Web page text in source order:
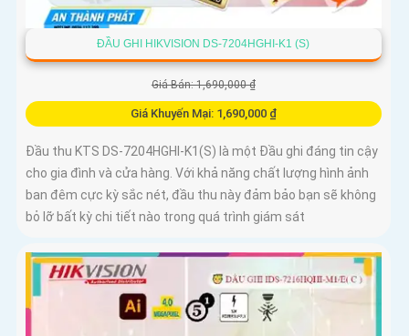
ĐẦU GHI HIKVISION DS-7204HGHI-K1 (S)
Giá Bán: 1,690,000 ₫
Giá Khuyến Mại: 1,690,000 ₫
Đầu thu KTS DS-7204HGHI-K1(S) là một Đầu ghi đáng tin cậy
cho gia đình và cửa hàng. Với khả năng chất lượng hình ảnh
ban đêm cực kỳ sắc nét, đầu thu này đảm bảo bạn sẽ không
bỏ lỡ bất kỳ chi tiết nào trong quá trình giám sát